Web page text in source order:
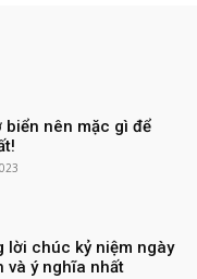
biển nên mặc gì để
lời chúc kỷ niệm ngày
và ý nghĩa nhất